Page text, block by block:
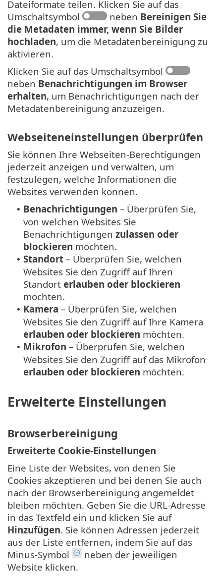
Dateiformate teilen. Klicken Sie auf das
Umschaltsymbol
neben Bereinigen Sie
die Metadaten immer, wenn Sie Bilder
hochladen, um die Metadatenbereinigung zu
aktivieren.
Klicken Sie auf das Umschaltsymbol
neben Benachrichtigungen im Browser
erhalten, um Benachrichtigungen nach der
Metadatenbereinigung anzuzeigen.
Webseiteneinstellungen überprüfen
Sie können Ihre Webseiten-Berechtigungen
jederzeit anzeigen und verwalten, um
festzulegen, welche Informationen die
Websites verwenden können.
• Benachrichtigungen – Überprüfen Sie,
von welchen Websites Sie
Benachrichtigungen zulassen oder
blockieren möchten.
• Standort – Überprüfen Sie, welchen
Websites Sie den Zugriff auf Ihren
Standort erlauben oder blockieren
möchten.
• Kamera – Überprüfen Sie, welchen
Websites Sie den Zugriff auf Ihre Kamera
erlauben oder blockieren möchten.
• Mikrofon – Überprüfen Sie, welchen
Websites Sie den Zugriff auf das Mikrofon
erlauben oder blockieren möchten.
Erweiterte Einstellungen
Browserbereinigung
Erweiterte Cookie-Einstellungen
Eine Liste der Websites, von denen Sie
Cookies akzeptieren und bei denen Sie auch
nach der Browserbereinigung angemeldet
bleiben möchten. Geben Sie die URL-Adresse
in das Textfeld ein und klicken Sie auf
Hinzufügen. Sie können Adressen jederzeit
aus der Liste entfernen, indem Sie auf das
Minus-Symbol
neben der jeweiligen
Website klicken.